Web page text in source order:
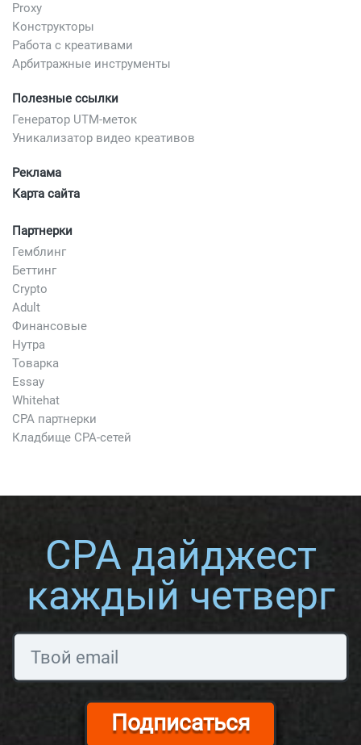
Proxy
Конструкторы
Работа с креативами
Арбитражные инструменты
Полезные ссылки
Генератор UTM-меток
Уникализатор видео креативов
Реклама
Карта сайта
Партнерки
Гемблинг
Беттинг
Crypto
Adult
Финансовые
Нутра
Товарка
Essay
Whitehat
CPA партнерки
Кладбище CPA-сетей
CPA дайджест
каждый четверг
Подписаться